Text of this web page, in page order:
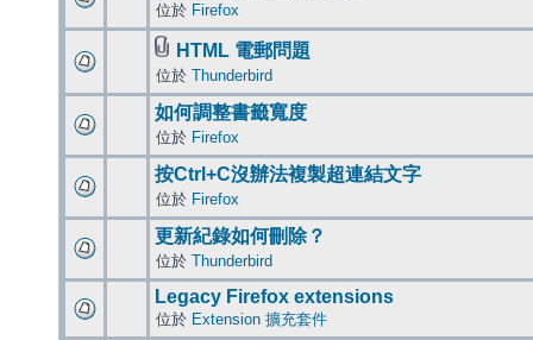
位於 Firefox
HTML 電郵問題
位於 Thunderbird
如何調整書籤寬度
位於 Firefox
按Ctrl+C沒辦法複製超連結文字
位於 Firefox
更新紀錄如何刪除？
位於 Thunderbird
Legacy Firefox extensions
位於 Extension 擴充套件